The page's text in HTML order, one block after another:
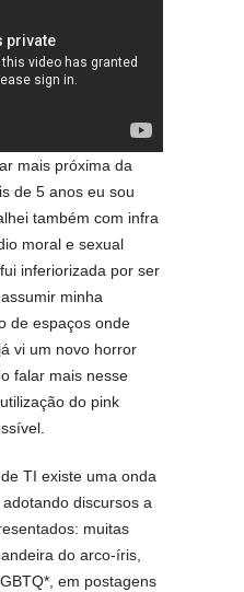
mais próxima da
de 5 anos eu sou
também com infra
moral e sexual
inferiorizada por ser
minha
de espaços onde
vi um novo horror
falar mais nesse
do pink
TI existe uma onda
discursos a
muitas
do arco-íris,
em postagens